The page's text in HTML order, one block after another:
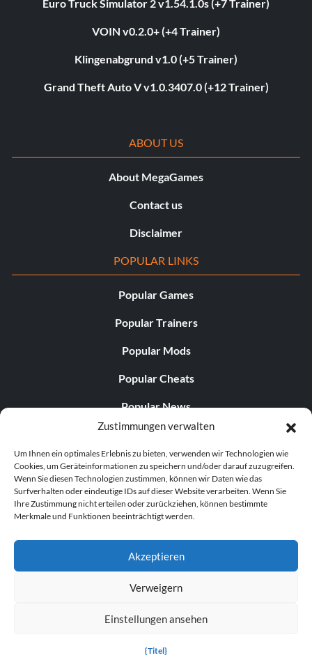
Zustimmungen verwalten
Um Ihnen ein optimales Erlebnis zu bieten, verwenden wir Technologien wie
Cookies, um Geräteinformationen zu speichern und/oder darauf zuzugreifen.
Wenn Sie diesen Technologien zustimmen, können wir Daten wie das
Surfverhalten oder eindeutige IDs auf dieser Website verarbeiten. Wenn Sie
Ihre Zustimmung nicht erteilen oder zurückziehen, können bestimmte
Merkmale und Funktionen beeinträchtigt werden.
Akzeptieren
Verweigern
Einstellungen ansehen
{Titel}
Euro Truck Simulator 2 v1.54.1.0s (+7 Trainer)
VOIN v0.2.0+ (+4 Trainer)
Klingenabgrund v1.0 (+5 Trainer)
Grand Theft Auto V v1.0.3407.0 (+12 Trainer)
ABOUT US
About MegaGames
Contact us
Disclaimer
POPULAR LINKS
Popular Games
Popular Trainers
Popular Mods
Popular Cheats
Popular News
Popular Editorials
Popular Free Games
LATEST UPDATES
© 1998–2026 MegaGames.com All rights reserved
Settings